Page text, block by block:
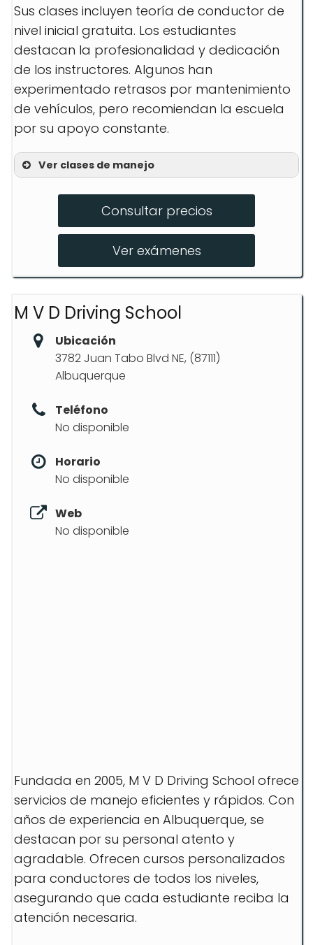
Sus clases incluyen teoría de conductor de
nivel inicial gratuita. Los estudiantes
destacan la profesionalidad y dedicación
de los instructores. Algunos han
experimentado retrasos por mantenimiento
de vehículos, pero recomiendan la escuela
por su apoyo constante.
Ver clases de manejo
CDL Class A
CDL Refresher Course
Consultar precios
Ver exámenes
M V D Driving School
Ubicación
3782 Juan Tabo Blvd NE, (87111)
Albuquerque
Teléfono
No disponible
Horario
No disponible
Web
No disponible
Fundada en 2005, M V D Driving School ofrece
servicios de manejo eficientes y rápidos. Con
años de experiencia en Albuquerque, se
destacan por su personal atento y
agradable. Ofrecen cursos personalizados
para conductores de todos los niveles,
asegurando que cada estudiante reciba la
atención necesaria.